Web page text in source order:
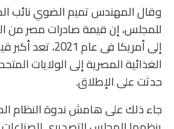
وقال المهندس تميم الضوي نائب
للمجلس، إن قيمة صادرات مصر من
إلى أمريكا فى عام
الغذائية المصرية إلى الولايات
حدثت على الإطلاق.
جاء ذلك على هامش ندوة النظام